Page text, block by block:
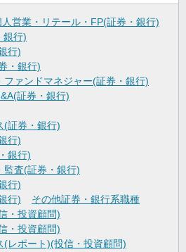
人営業・リテール・FP(証券・銀行)
銀行)
行)
・銀行)
ファンドマネジャー(証券・銀行)
証券・銀行)
(証券・銀行)
行)
銀行)
監査(証券・銀行)
行)
行)
その他証券・銀行系職種
・投資顧問)
・投資顧問)
レポート)(投信・投資顧問)